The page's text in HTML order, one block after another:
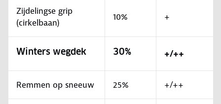
Zijdelingse grip
(cirkelbaan)
10% +
Winters wegdek 30% +/++
Remmen op sneeuw 25% +/++